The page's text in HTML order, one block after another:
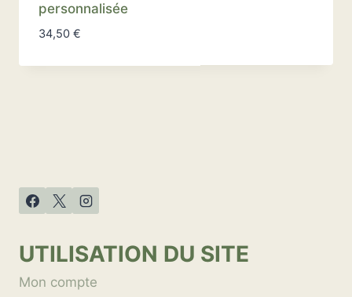
personnalisée
34,50 €
UTILISATION DU SITE
Mon compte